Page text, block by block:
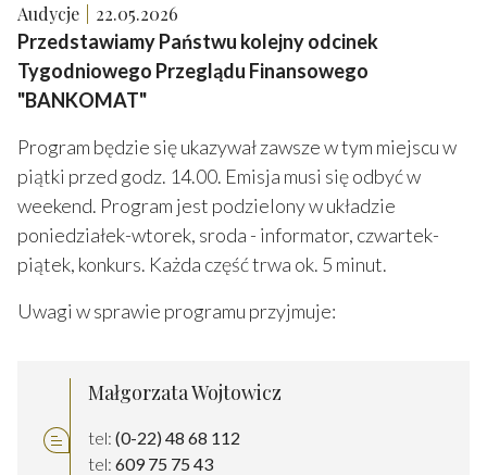
Audycje 22.05.2026
Przedstawiamy Państwu kolejny odcinek
Tygodniowego Przeglądu Finansowego
"BANKOMAT"
Program będzie się ukazywał zawsze w tym miejscu w
piątki przed godz. 14.00. Emisja musi się odbyć w
weekend. Program jest podzielony w układzie
poniedziałek-wtorek, sroda - informator, czwartek-
piątek, konkurs. Każda część trwa ok. 5 minut.
Uwagi w sprawie programu przyjmuje:
Małgorzata Wojtowicz
tel: (0-22) 48 68 112
tel: 609 75 75 43